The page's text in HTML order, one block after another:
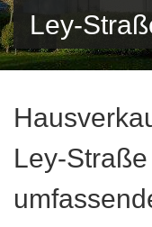
Ley-
Ley-